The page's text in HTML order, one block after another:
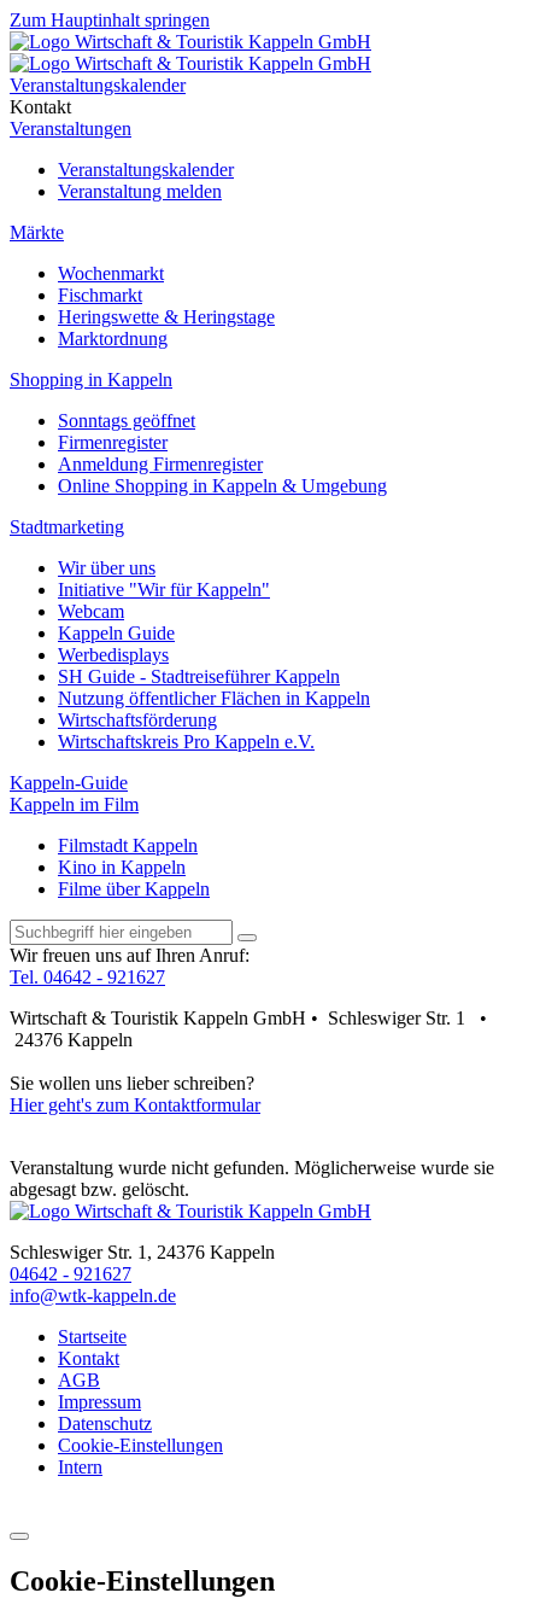
Zum Hauptinhalt springen
Veranstaltungskalender
Kontakt
Veranstaltungen
Veranstaltungskalender
Veranstaltung melden
Märkte
Wochenmarkt
Fischmarkt
Heringswette & Heringstage
Marktordnung
Shopping in Kappeln
Sonntags geöffnet
Firmenregister
Anmeldung Firmenregister
Online Shopping in Kappeln & Umgebung
Stadtmarketing
Wir über uns
Initiative "Wir für Kappeln"
Webcam
Kappeln Guide
Werbedisplays
SH Guide - Stadtreiseführer Kappeln
Nutzung öffentlicher Flächen in Kappeln
Wirtschaftsförderung
Wirtschaftskreis Pro Kappeln e.V.
Kappeln-Guide
Kappeln im Film
Filmstadt Kappeln
Kino in Kappeln
Filme über Kappeln
Wir freuen uns auf Ihren Anruf:
Tel. 04642 - 921627
Wirtschaft & Touristik Kappeln GmbH • Schleswiger Str. 1 •
24376 Kappeln
Sie wollen uns lieber schreiben?
Hier geht's zum Kontaktformular
Veranstaltung wurde nicht gefunden. Möglicherweise wurde sie
abgesagt bzw. gelöscht.
Schleswiger Str. 1, 24376 Kappeln
04642 - 921627
info@wtk-kappeln.de
Startseite
Kontakt
AGB
Impressum
Datenschutz
Cookie-Einstellungen
Intern
Cookie-Einstellungen